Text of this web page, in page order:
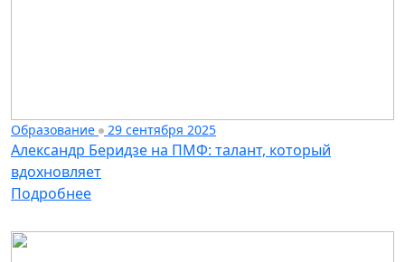
Образование 29 сентября 2025
Александр Беридзе на ПМФ: талант, который
вдохновляет
Подробнее